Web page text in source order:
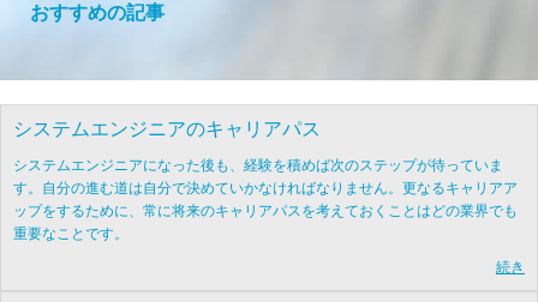
おすすめの記事
システムエンジニアのキャリアパス
システムエンジニアになった後も、経験を積めば次のステップが待っていま
す。自分の進む道は自分で決めていかなければなりません。更なるキャリアア
ップをするために、常に将来のキャリアパスを考えておくことはどの業界でも
重要なことです。
続き